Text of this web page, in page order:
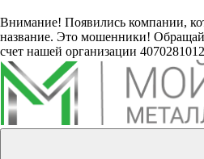
Внимание! Появились компании,
название. Это мошенники!
счет нашей организации